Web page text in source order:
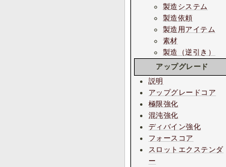
製造システム
製造依頼
製造用アイテム
素材
製造（逆引き）
アップグレード
説明
アップグレードコア
極限強化
混沌強化
ディバイン強化
フォースコア
スロットエクステンダ
ー